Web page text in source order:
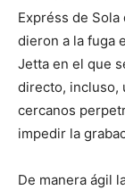
Expréss de
dieron a la fuga
Jetta en el que
directo, incluso,
cercanos
impedir la
De manera ágil